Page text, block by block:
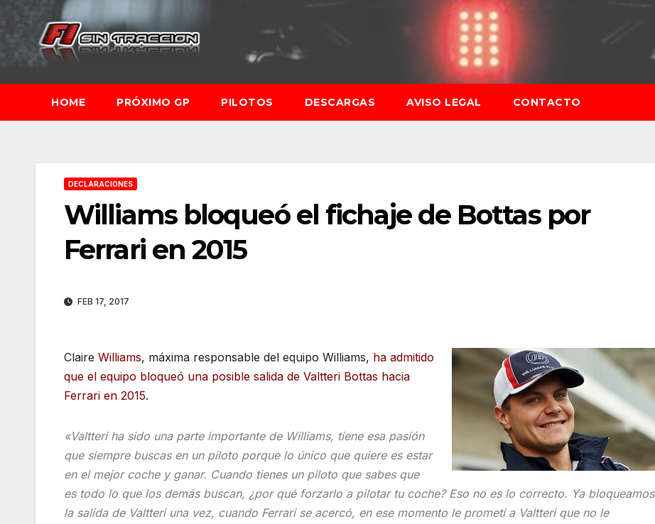
Saltar
contenido
HOME PRÓXIMO GP PILOTOS DESCARGAS AVISO LEGAL CONTACTO
DECLARACIONES
Williams bloqueó el fichaje de Bottas por
Ferrari en 2015
FEB 17, 2017
Claire Williams, máxima responsable del equipo Williams, ha admitido
que el equipo bloqueó una posible salida de Valtteri Bottas hacia
Ferrari en 2015.
«Valtteri ha sido una parte importante de Williams, tiene esa pasión
que siempre buscas en un piloto porque lo único que quiere es estar
en el mejor coche y ganar. Cuando tienes un piloto que sabes que
es todo lo que los demás buscan, ¿por qué forzarlo a pilotar tu coche? Eso no es lo correcto. Ya bloqueamos
la salida de Valtteri una vez, cuando Ferrari se acercó, en ese momento le prometí a Valtteri que no le